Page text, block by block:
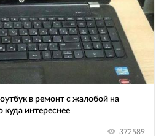
в ремонт с жалобой на
куда интереснее
372589